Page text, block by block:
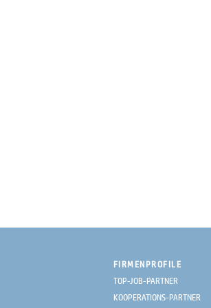
FIRMENPROFILE
TOP-JOB-PARTNER
KOOPERATIONS-PARTNER